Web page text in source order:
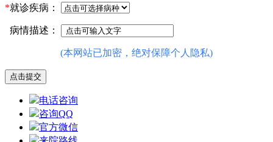
*就诊疾病：
病情描述：
(本网站已加密，绝对保障个人隐私)
电话咨询
咨询QQ
官方微信